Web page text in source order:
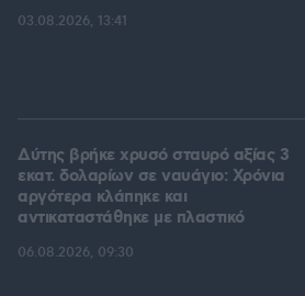
03.08.2026, 13:41
Δύτης βρήκε χρυσό σταυρό αξίας 3
εκατ. δολαρίων σε ναυάγιο: Χρόνια
αργότερα κλάπηκε και
αντικαταστάθηκε με πλαστικό
06.08.2026, 09:30